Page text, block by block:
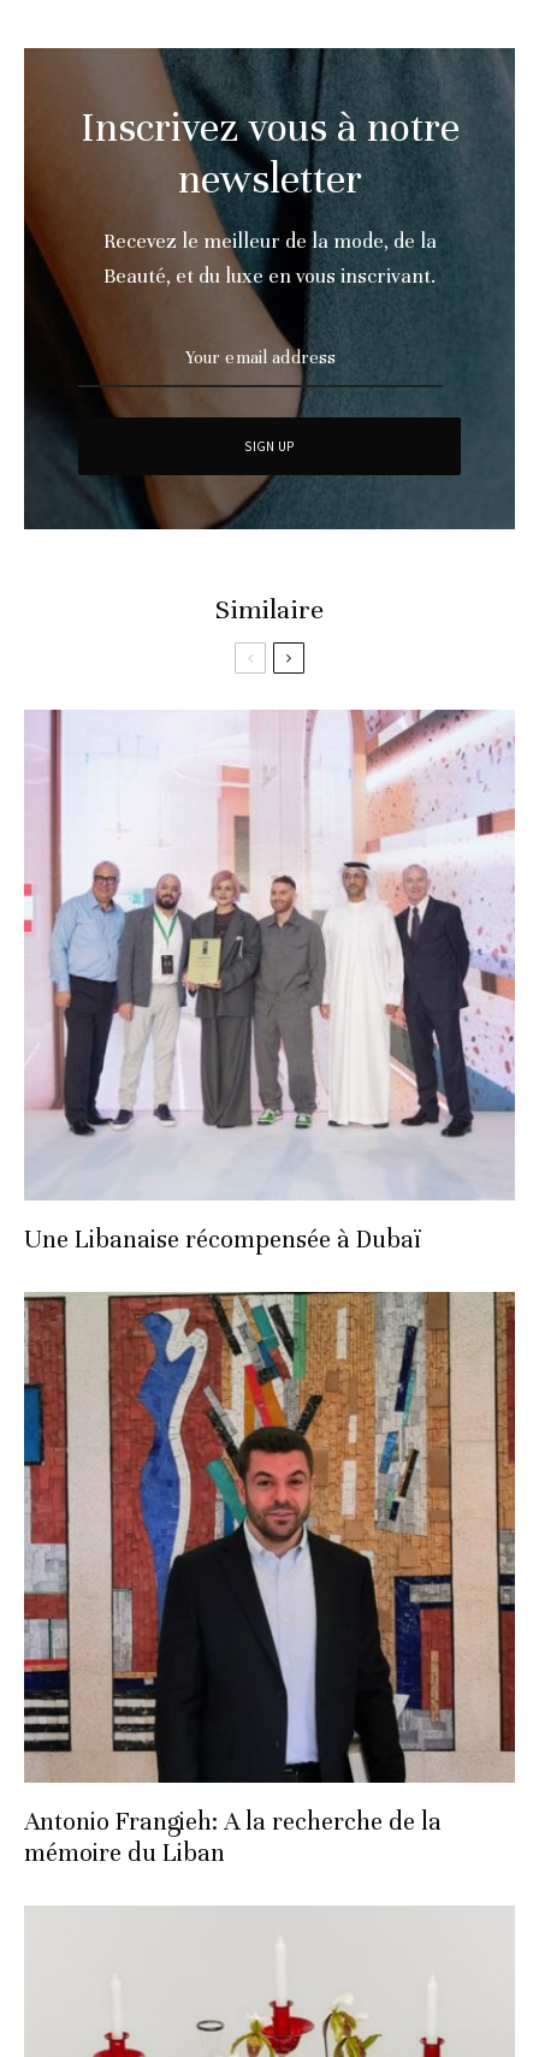
Inscrivez vous à notre
newsletter
Recevez le meilleur de la mode, de la
Beauté, et du luxe en vous inscrivant.
Similaire
Une Libanaise récompensée à Dubaï
Antonio Frangieh: A la recherche de la
mémoire du Liban